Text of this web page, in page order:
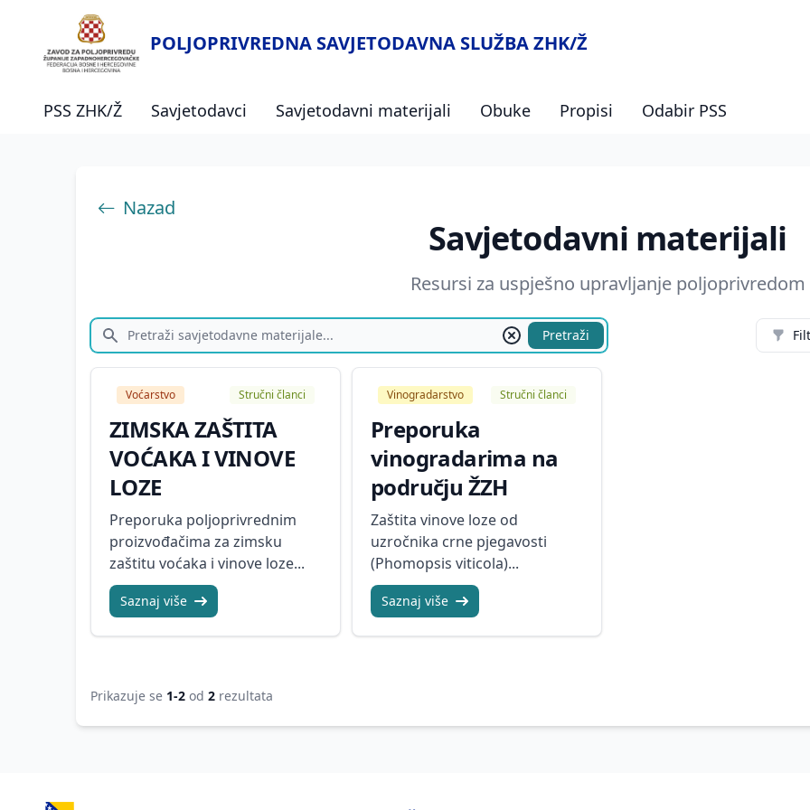
POLJOPRIVREDNA SAVJETODAVNA SLUŽBA ZHK/Ž
PSS ZHK/Ž Savjetodavci Savjetodavni materijali Obuke Propisi Odabir PSS
Nazad
Savjetodavni materijali
Resursi za uspješno upravljanje poljoprivredom
Pretraži
Voćarstvo Stručni članci
ZIMSKA ZAŠTITA
VOĆAKA I VINOVE
LOZE
Preporuka poljoprivrednim
proizvođačima za zimsku
zaštitu voćaka i vinove loze...
Saznaj više
Vinogradarstvo Stručni članci
Preporuka
vinogradarima na
području ŽZH
Zaštita vinove loze od
uzročnika crne pjegavosti
(Phomopsis viticola)...
Saznaj više
Prikazuje se 1-2 od 2 rezultata